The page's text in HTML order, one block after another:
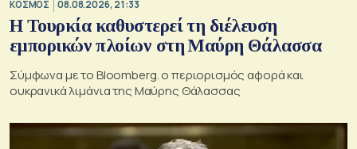
ΚΟΣΜΟΣ 08.08.2026, 21:33
Η Τουρκία καθυστερεί τη διέλευση
εμπορικών πλοίων στη Μαύρη Θάλασσα
Σύμφωνα με το Bloomberg. ο περιορισμός αφορά και
ουκρανικά λιμάνια της Μαύρης Θάλασσας